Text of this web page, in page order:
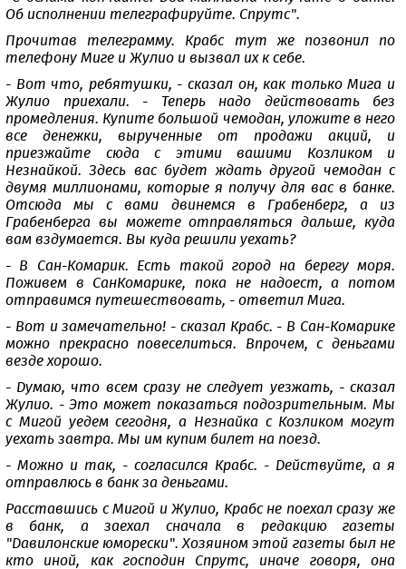
Об исполнении телеграфируйте. Спрутс".
Прочитав телеграмму. Крабс тут же позвонил по
телефону Миге и Жулио и вызвал их к себе.
- Вот что, ребятушки, - сказал он, как только Мига и
Жулио приехали. - Теперь надо действовать без
промедления. Купите большой чемодан, уложите в него
все денежки, вырученные от продажи акций, и
приезжайте сюда с этими вашими Козликом и
Незнайкой. Здесь вас будет ждать другой чемодан с
двумя миллионами, которые я получу для вас в банке.
Отсюда мы с вами двинемся в Грабенберг, а из
Грабенберга вы можете отправляться дальше, куда
вам вздумается. Вы куда решили уехать?
- В Сан-Комарик. Есть такой город на берегу моря.
Поживем в СанКомарике, пока не надоест, а потом
отправимся путешествовать, - ответил Мига.
- Вот и замечательно! - сказал Крабс. - В Сан-Комарике
можно прекрасно повеселиться. Впрочем, с деньгами
везде хорошо.
- Думаю, что всем сразу не следует уезжать, - сказал
Жулио. - Это может показаться подозрительным. Мы
с Мигой уедем сегодня, а Незнайка с Козликом могут
уехать завтра. Мы им купим билет на поезд.
- Можно и так, - согласился Крабс. - Действуйте, а я
отправлюсь в банк за деньгами.
Расставшись с Мигой и Жулио, Крабс не поехал сразу же
в банк, а заехал сначала в редакцию газеты
"Давилонские юморески". Хозяином этой газеты был не
кто иной, как господин Спрутс, иначе говоря, она